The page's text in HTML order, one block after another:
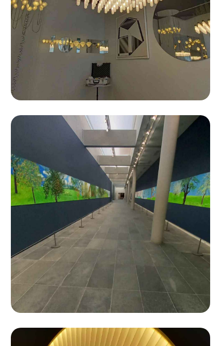
Musée de l'Orangerie
Luminaires de l’exposition de David Hockney à Paris